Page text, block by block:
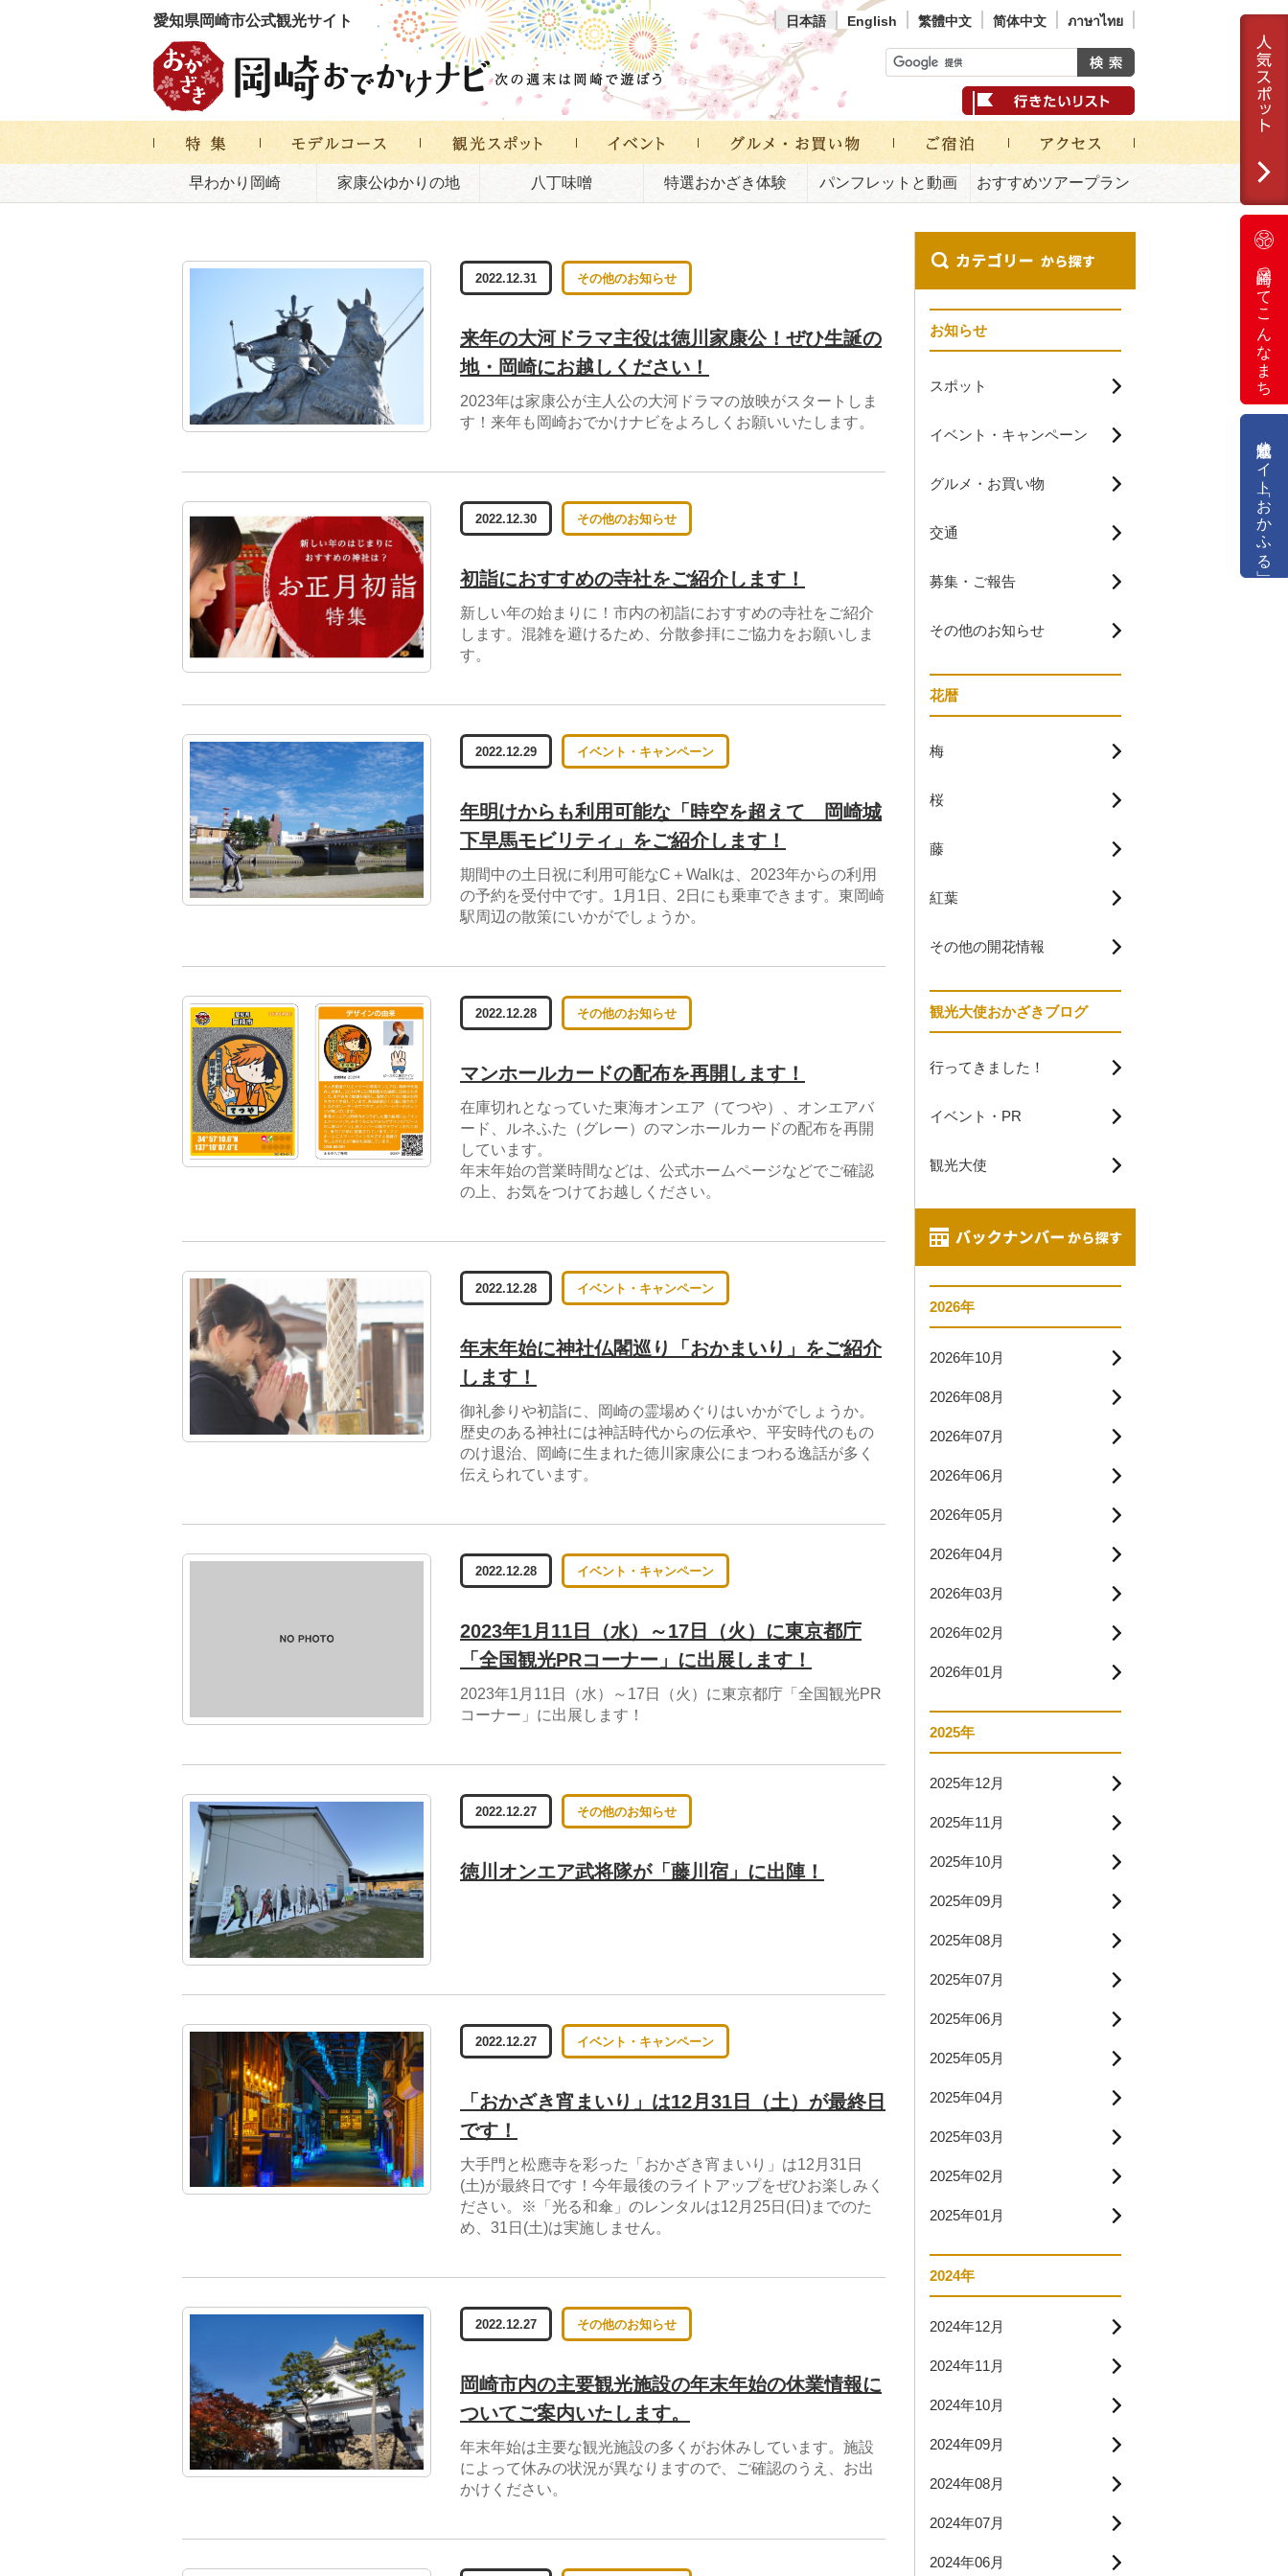
愛知県岡崎市公式観光サイト 日本語 English 繁體中文 简体中文 ภาษาไทย
早わかり岡崎 家康公ゆかりの地 八丁味噌 特選おかざき体験 パンフレットと動画 おすすめツアープラン
岡崎ってこんなまち
公式通販サイト「おかふる」
2022.12.31 その他のお知らせ
来年の大河ドラマ主役は徳川家康公！ぜひ生誕の
地・岡崎にお越しください！
2023年は家康公が主人公の大河ドラマの放映がスタートしま
す！来年も岡崎おでかけナビをよろしくお願いいたします。
2022.12.30 その他のお知らせ
初詣におすすめの寺社をご紹介します！
新しい年の始まりに！市内の初詣におすすめの寺社をご紹介
します。混雑を避けるため、分散参拝にご協力をお願いしま
す。
2022.12.29 イベント・キャンペーン
年明けからも利用可能な「時空を超えて 岡崎城
下早馬モビリティ」をご紹介します！
期間中の土日祝に利用可能なC＋Walkは、2023年からの利用
の予約を受付中です。1月1日、2日にも乗車できます。東岡崎
駅周辺の散策にいかがでしょうか。
2022.12.28 その他のお知らせ
マンホールカードの配布を再開します！
在庫切れとなっていた東海オンエア（てつや）、オンエアバ
ード、ルネふた（グレー）のマンホールカードの配布を再開
しています。
年末年始の営業時間などは、公式ホームページなどでご確認
の上、お気をつけてお越しください。
2022.12.28 イベント・キャンペーン
年末年始に神社仏閣巡り「おかまいり」をご紹介
します！
御礼参りや初詣に、岡崎の霊場めぐりはいかがでしょうか。
歴史のある神社には神話時代からの伝承や、平安時代のもの
のけ退治、岡崎に生まれた徳川家康公にまつわる逸話が多く
伝えられています。
2022.12.28 イベント・キャンペーン
2023年1月11日（水）～17日（火）に東京都庁
「全国観光PRコーナー」に出展します！
2023年1月11日（水）～17日（火）に東京都庁「全国観光PR
コーナー」に出展します！
2022.12.27 その他のお知らせ
徳川オンエア武将隊が「藤川宿」に出陣！
2022.12.27 イベント・キャンペーン
「おかざき宵まいり」は12月31日（土）が最終日
です！
大手門と松應寺を彩った「おかざき宵まいり」は12月31日
(土)が最終日です！今年最後のライトアップをぜひお楽しみく
ださい。※「光る和傘」のレンタルは12月25日(日)までのた
め、31日(土)は実施しません。
2022.12.27 その他のお知らせ
岡崎市内の主要観光施設の年末年始の休業情報に
ついてご案内いたします。
年末年始は主要な観光施設の多くがお休みしています。施設
によって休みの状況が異なりますので、ご確認のうえ、お出
かけください。
お知らせ
スポット
イベント・キャンペーン
グルメ・お買い物
交通
募集・ご報告
その他のお知らせ
花暦
梅
桜
藤
紅葉
その他の開花情報
観光大使おかざきブログ
行ってきました！
イベント・PR
観光大使
2026年
2026年10月
2026年08月
2026年07月
2026年06月
2026年05月
2026年04月
2026年03月
2026年02月
2026年01月
2025年
2025年12月
2025年11月
2025年10月
2025年09月
2025年08月
2025年07月
2025年06月
2025年05月
2025年04月
2025年03月
2025年02月
2025年01月
2024年
2024年12月
2024年11月
2024年10月
2024年09月
2024年08月
2024年07月
2024年06月